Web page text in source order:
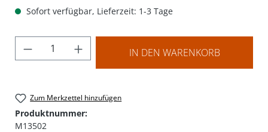
Sofort verfügbar, Lieferzeit: 1-3 Tage
Produkt Anzahl: Gib den gewünschten
IN DEN WARENKORB
Zum Merkzettel hinzufügen
Produktnummer:
M13502